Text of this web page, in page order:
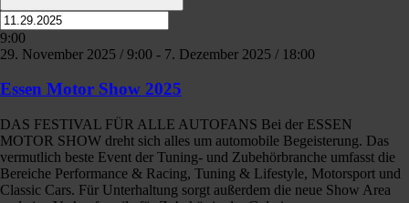
9:00
29. November 2025 / 9:00 - 7. Dezember 2025 / 18:00
Essen Motor Show 2025
DAS FESTIVAL FÜR ALLE AUTOFANS Bei der ESSEN
MOTOR SHOW dreht sich alles um automobile Begeisterung. Das
vermutlich beste Event der Tuning- und Zubehörbranche umfasst die
Bereiche Performance & Racing, Tuning & Lifestyle, Motorsport und
Classic Cars. Für Unterhaltung sorgt außerdem die neue Show Area